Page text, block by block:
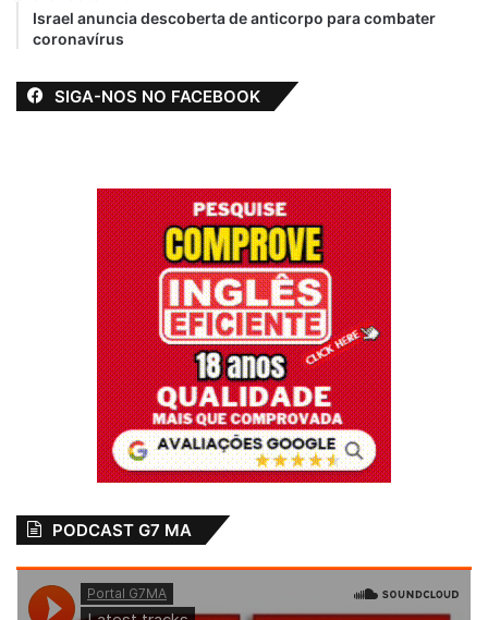
Israel anuncia descoberta de anticorpo para combater
coronavírus
SIGA-NOS NO FACEBOOK
PODCAST G7 MA